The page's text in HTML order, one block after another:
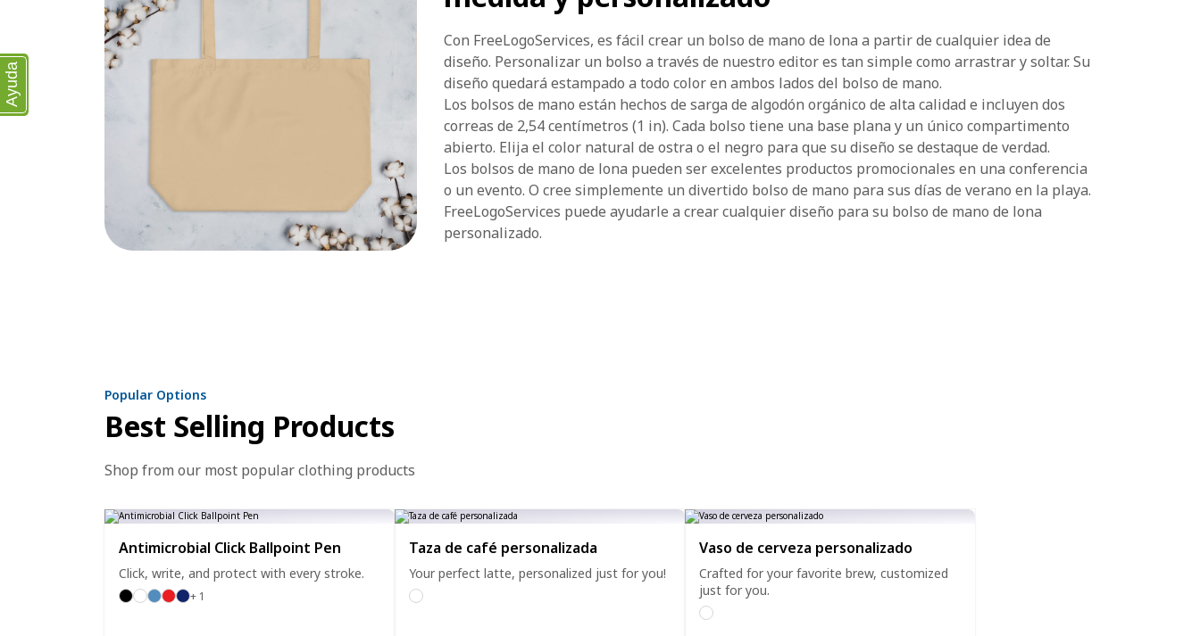
Con FreeLogoServices, es fácil crear un bolso de mano de lona a partir de cualquier idea de
diseño. Personalizar un bolso a través de nuestro editor es tan simple como arrastrar y soltar. Su
diseño quedará estampado a todo color en ambos lados del bolso de mano.
Los bolsos de mano están hechos de sarga de algodón orgánico de alta calidad e incluyen dos
correas de 2,54 centímetros (1 in). Cada bolso tiene una base plana y un único compartimento
abierto. Elija el color natural de ostra o el negro para que su diseño se destaque de verdad.
Los bolsos de mano de lona pueden ser excelentes productos promocionales en una conferencia
o un evento. O cree simplemente un divertido bolso de mano para sus días de verano en la playa.
FreeLogoServices puede ayudarle a crear cualquier diseño para su bolso de mano de lona
personalizado.
Popular Options
Best Selling Products
Shop from our most popular clothing products
Antimicrobial Click Ballpoint Pen
Click, write, and protect with every stroke.
+ 1
Taza de café personalizada
Your perfect latte, personalized just for you!
Vaso de cerveza personalizado
Crafted for your favorite brew, customized
just for you.
Ayuda